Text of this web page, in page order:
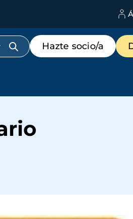
Menú
de
destacados
Hazte socio/a